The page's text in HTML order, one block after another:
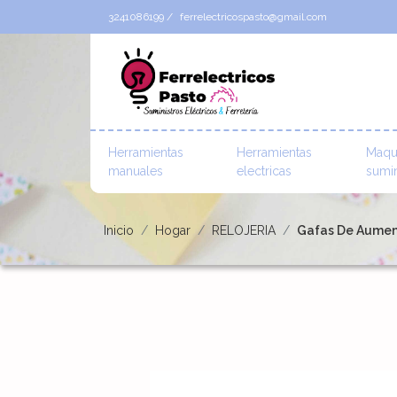
3241086199 / ferrelectricospasto@gmail.com
Herramientas
manuales
Herramientas
electricas
Inicio Hogar RELOJERIA Gafas De